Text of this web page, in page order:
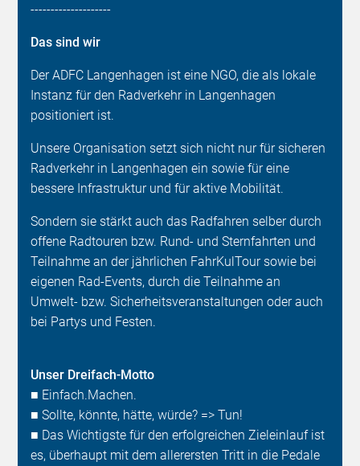
--------------------
Das sind wir
Der ADFC Langenhagen ist eine NGO, die als lokale
Instanz für den Radverkehr in Langenhagen
positioniert ist.
Unsere Organisation setzt sich nicht nur für sicheren
Radverkehr in Langenhagen ein sowie für eine
bessere Infrastruktur und für aktive Mobilität.
Sondern sie stärkt auch das Radfahren selber durch
offene Radtouren bzw. Rund- und Sternfahrten und
Teilnahme an der jährlichen FahrKulTour sowie bei
eigenen Rad-Events, durch die Teilnahme an
Umwelt- bzw. Sicherheitsveranstaltungen oder auch
bei Partys und Festen.
Unser Dreifach-Motto
■ Einfach.Machen.
■ Sollte, könnte, hätte, würde? => Tun!
■ Das Wichtigste für den erfolgreichen Zieleinlauf ist
es, überhaupt mit dem allerersten Tritt in die Pedale